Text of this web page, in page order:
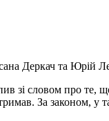
Деркач та Юрій
зі словом про те,
За